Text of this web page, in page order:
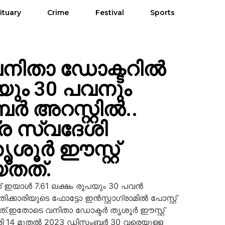
Crime Festival Sports
ഡോക്ടറിൽ
30 പവനും
അറസ്റ്റിൽ..
സ്വദേശി
ഈസ്റ്റ്
7.61 ലക്ഷം രൂപയും 30 പവൻ
ഫോട്ടോ ഇൻസ്റ്റാഗ്രാമിൽ പോസ്റ്റ്
വനിതാ ഡോക്ടർ തൃശൂർ ഈസ്റ്റ്
14 മുതൽ 2023 ഡിസംബർ 30 വരെയുള്ള